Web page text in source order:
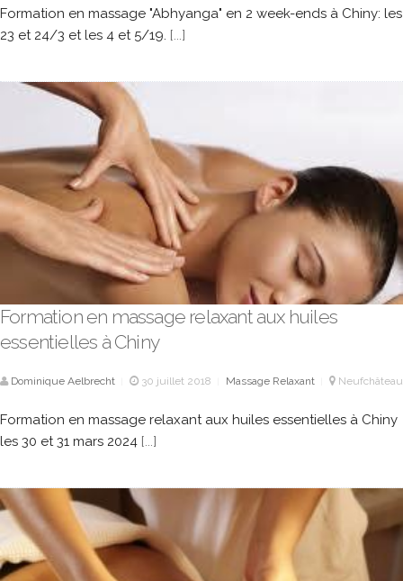
Formation en massage "Abhyanga" en 2 week-ends à Chiny: les
23 et 24/3 et les 4 et 5/19. [...]
Formation en massage relaxant aux huiles
essentielles à Chiny
Dominique Aelbrecht 30 juillet 2018 Massage Relaxant Neufchâteau
Formation en massage relaxant aux huiles essentielles à Chiny
les 30 et 31 mars 2024 [...]